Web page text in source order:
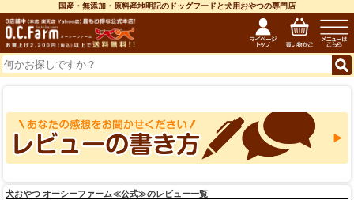
国産・無添加・原料産地明記のドッグフードと犬用おやつの専門店
犬おやつ オーシーファーム≪公式≫のレビュー一覧